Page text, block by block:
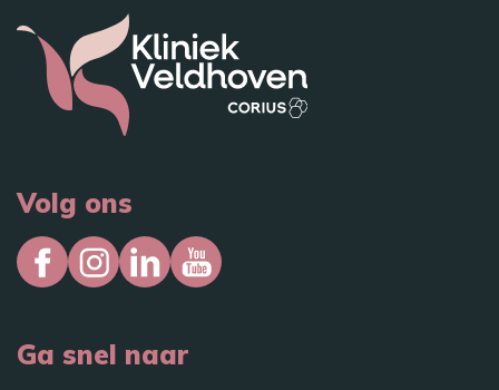
Volg ons
Ga snel naar